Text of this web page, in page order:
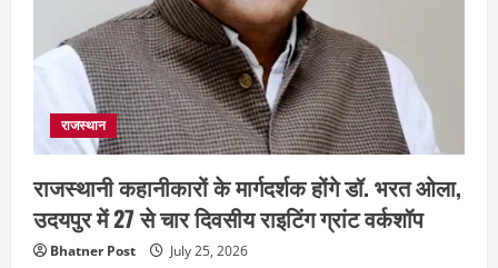
राजस्थान
राजस्थानी कहानीकारों के मार्गदर्शक होंगे डॉ. भरत ओला,
उदयपुर में 27 से चार दिवसीय राइटिंग ग्रांट वर्कशॉप
Bhatner Post July 25, 2026